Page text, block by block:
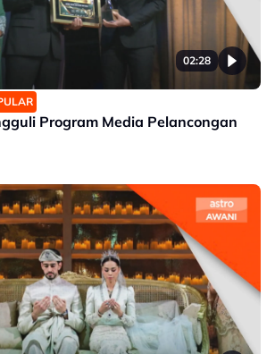
02:28
Program Media Pelancongan